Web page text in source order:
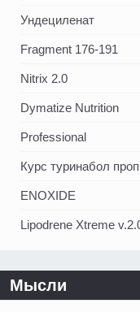
Ундециленат
Fragment 176-191
Nitrix 2.0
Dymatize Nutrition
Professional
Курс туринабол
ENOXIDE
Lipodrene Xtreme
Мысли